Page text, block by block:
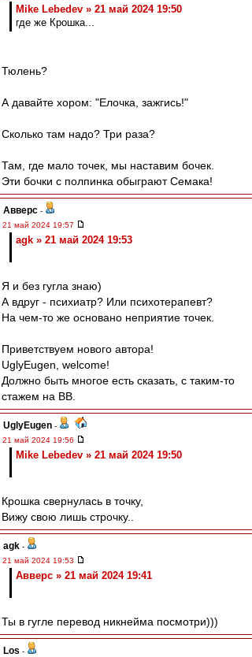
Mike Lebedev » 21 май 2024 19:50
где же Крошка...
Тюлень?
А давайте хором: "Елочка, зажгись!"
Сколько там надо? Три раза?
Там, где мало точек, мы наставим бочек.
Эти бочки с полпинка обыграют Семака!
Авверс -
21 май 2024 19:57
agk » 21 май 2024 19:53
Я и без гугла знаю)
А вдруг - психиатр? Или психотерапевт?
На чем-то же основано неприятие точек.
Приветствуем нового автора!
UglyEugen, welcome!
Должно быть многое есть сказать, с таким-то
стажем на ВВ.
UglyEugen -
21 май 2024 19:56
Mike Lebedev » 21 май 2024 19:50
Крошка свернулась в точку,
Вижу свою лишь строчку..
agk -
21 май 2024 19:53
Авверс » 21 май 2024 19:41
Ты в гугле перевод никнейма посмотри)))
Los -